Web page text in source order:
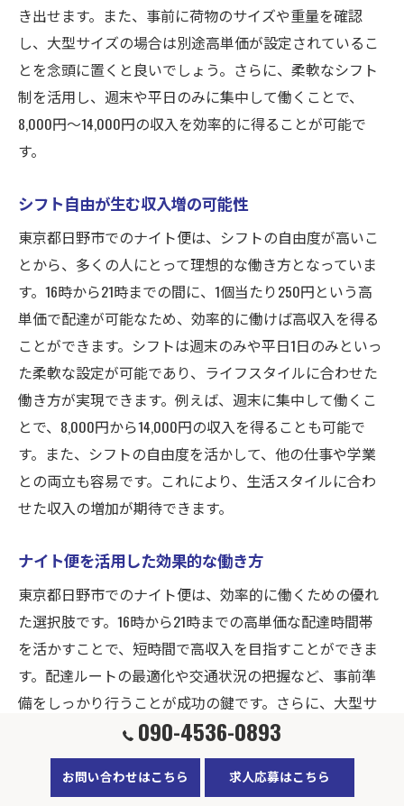
き出せます。また、事前に荷物のサイズや重量を確認
し、大型サイズの場合は別途高単価が設定されているこ
とを念頭に置くと良いでしょう。さらに、柔軟なシフト
制を活用し、週末や平日のみに集中して働くことで、
8,000円〜14,000円の収入を効率的に得ることが可能で
す。
シフト自由が生む収入増の可能性
東京都日野市でのナイト便は、シフトの自由度が高いこ
とから、多くの人にとって理想的な働き方となっていま
す。16時から21時までの間に、1個当たり250円という高
単価で配達が可能なため、効率的に働けば高収入を得る
ことができます。シフトは週末のみや平日1日のみといっ
た柔軟な設定が可能であり、ライフスタイルに合わせた
働き方が実現できます。例えば、週末に集中して働くこ
とで、8,000円から14,000円の収入を得ることも可能で
す。また、シフトの自由度を活かして、他の仕事や学業
との両立も容易です。これにより、生活スタイルに合わ
せた収入の増加が期待できます。
ナイト便を活用した効果的な働き方
東京都日野市でのナイト便は、効率的に働くための優れ
た選択肢です。16時から21時までの高単価な配達時間帯
を活かすことで、短時間で高収入を目指すことができま
す。配達ルートの最適化や交通状況の把握など、事前準
備をしっかり行うことが成功の鍵です。さらに、大型サ
イズの荷物は別途高単価で配達できるため、収入の多様
化も図れます。ナイト便は時間の制約がある一方で、柔
軟なシフトが可能なため、自分のペースで働けるのが魅
090-4536-0893
お問い合わせはこちら 求人応募はこちら